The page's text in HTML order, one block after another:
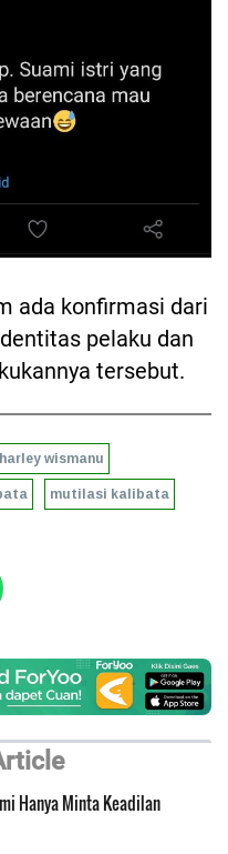
ada konfirmasi dari
pelaku dan
tersebut.
wismanu
mutilasi kalibata
Hanya Minta Keadilan